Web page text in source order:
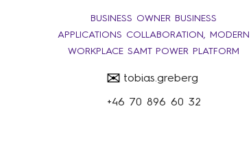
BUSINESS OWNER BUSINESS
APPLICATIONS COLLABORATION, MODERN
WORKPLACE SAMT POWER PLATFORM
✉ tobias.greberg
+46 70 896 60 32